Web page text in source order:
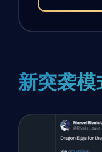
新突袭模